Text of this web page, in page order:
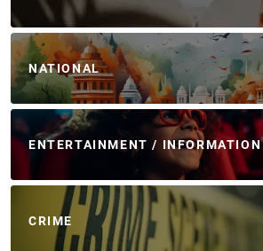
NATIONAL
ENTERTAINMENT / INFORMATION
CRIME